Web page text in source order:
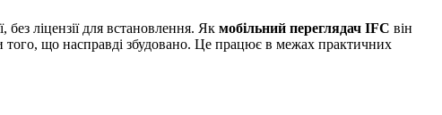
ліцензії для встановлення. Як мобільний переглядач IFC він
того, що насправді збудовано. Це працює в межах практичних